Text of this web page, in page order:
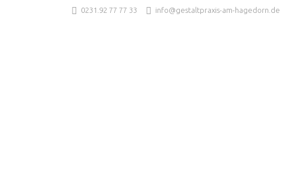
0231.92 77 77 33 info@gestaltpraxis-am-hagedorn.de
Home Praxis Gestalttherapie